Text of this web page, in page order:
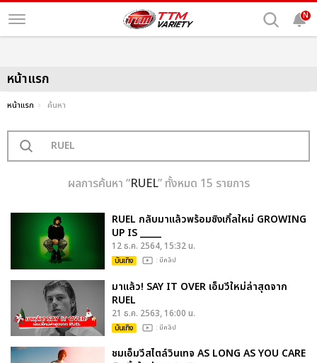
N
หน้าแรก
หน้าแรก ค้นหา
ผลการค้นหา “RUEL” ทั้งหมด 15 รายการ
RUEL กลับมาแล้วพร้อมซิงเกิ้ลใหม่ GROWING
UP IS _____
12 ธ.ค. 2564, 15:32 น.
บันเทิง : มีคลิป
มาแล้ว! SAY IT OVER เอ็มวีใหม่ล่าสุดจาก
RUEL
21 ธ.ค. 2563, 16:00 น.
บันเทิง : มีคลิป
ชมเอ็มวีสไตล์วินเทจ AS LONG AS YOU CARE